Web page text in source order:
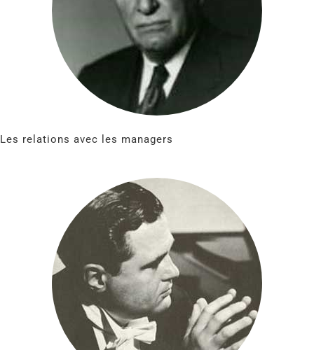
Les relations avec les managers